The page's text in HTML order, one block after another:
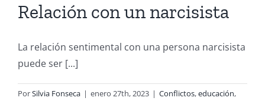
Relación con un narcisista
La relación sentimental con una persona narcisista
puede ser [...]
PorSilvia Fonseca | enero 27th, 2023 | Conflictos,educación,